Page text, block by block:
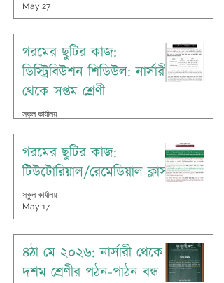
May 27
গরমের ছুটির কাজ:
ডিস্ট্রিবিউশন শিডিউল: নার্সারী
থেকে সপ্তম শ্রেণী
স্কুল কার্যালয়
গরমের ছুটির কাজ:
টিউটোরিয়াল/রেমেডিয়াল ক্লাস
স্কুল কার্যালয়
May 17
৪ঠা মে ২০২৬: নার্সারী থেকে
দশম শ্রেণীর পঠন-পাঠন বন্ধ